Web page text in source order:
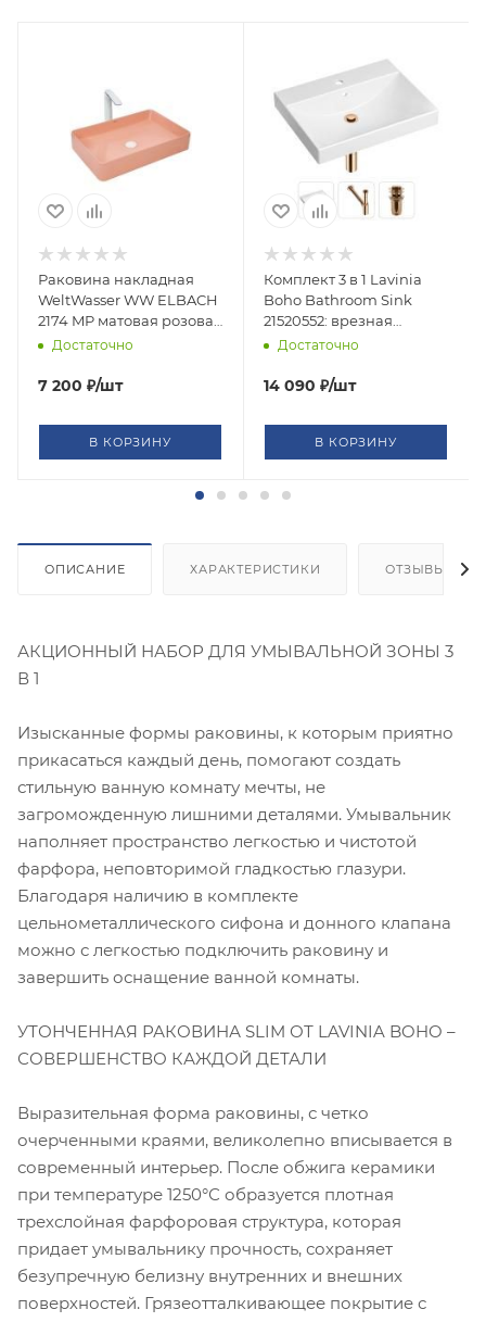
Раковина накладная
WeltWasser WW ELBACH
2174 MP матовая розовая
600х405х110
Достаточно
7 200 ₽/шт
В КОРЗИНУ
Комплект 3 в 1 Lavinia
Boho Bathroom Sink
21520552: врезная
фарфоровая раковина
сифон, донный клапан
Достаточно
14 090 ₽/шт
В КОРЗИНУ
ОПИСАНИЕ ХАРАКТЕРИСТИКИ ОТЗЫВЫ
АКЦИОННЫЙ НАБОР ДЛЯ УМЫВАЛЬНОЙ ЗОНЫ 3
В 1
Изысканные формы раковины, к которым приятно
прикасаться каждый день, помогают создать
стильную ванную комнату мечты, не
загроможденную лишними деталями. Умывальник
наполняет пространство легкостью и чистотой
фарфора, неповторимой гладкостью глазури.
Благодаря наличию в комплекте
цельнометаллического сифона и донного клапана
можно с легкостью подключить раковину и
завершить оснащение ванной комнаты.
УТОНЧЕННАЯ РАКОВИНА SLIM ОТ LAVINIA BOHO –
СОВЕРШЕНСТВО КАЖДОЙ ДЕТАЛИ
Выразительная форма раковины, с четко
очерченными краями, великолепно вписывается в
современный интерьер. После обжига керамики
при температуре 1250°С образуется плотная
трехслойная фарфоровая структура, которая
придает умывальнику прочность, сохраняет
безупречную белизну внутренних и внешних
поверхностей. Грязеотталкивающее покрытие с